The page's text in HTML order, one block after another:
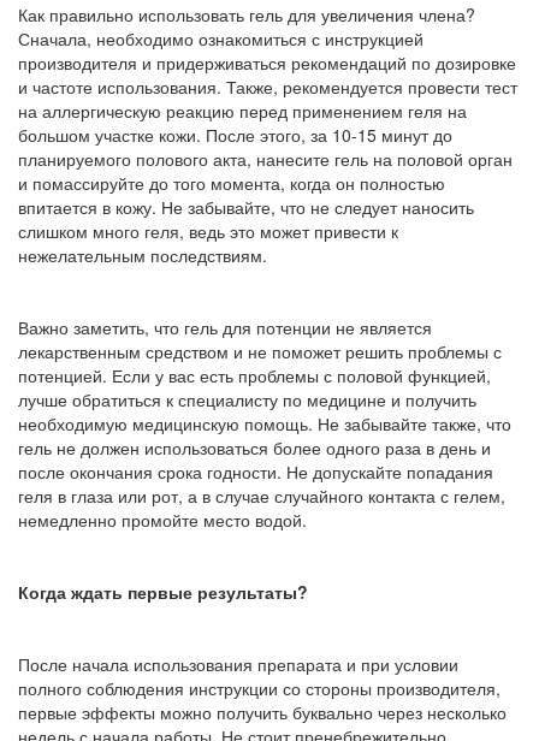
Как правильно использовать гель для увеличения члена?
Сначала, необходимо ознакомиться с инструкцией
производителя и придерживаться рекомендаций по дозировке
и частоте использования. Также, рекомендуется провести тест
на аллергическую реакцию перед применением геля на
большом участке кожи. После этого, за 10-15 минут до
планируемого полового акта, нанесите гель на половой орган
и помассируйте до того момента, когда он полностью
впитается в кожу. Не забывайте, что не следует наносить
слишком много геля, ведь это может привести к
нежелательным последствиям.
Важно заметить, что гель для потенции не является
лекарственным средством и не поможет решить проблемы с
потенцией. Если у вас есть проблемы с половой функцией,
лучше обратиться к специалисту по медицине и получить
необходимую медицинскую помощь. Не забывайте также, что
гель не должен использоваться более одного раза в день и
после окончания срока годности. Не допускайте попадания
геля в глаза или рот, а в случае случайного контакта с гелем,
немедленно промойте место водой.
Когда ждать первые результаты?
После начала использования препарата и при условии
полного соблюдения инструкции со стороны производителя,
первые эффекты можно получить буквально через несколько
недель с начала работы. Не стоит пренебрежительно